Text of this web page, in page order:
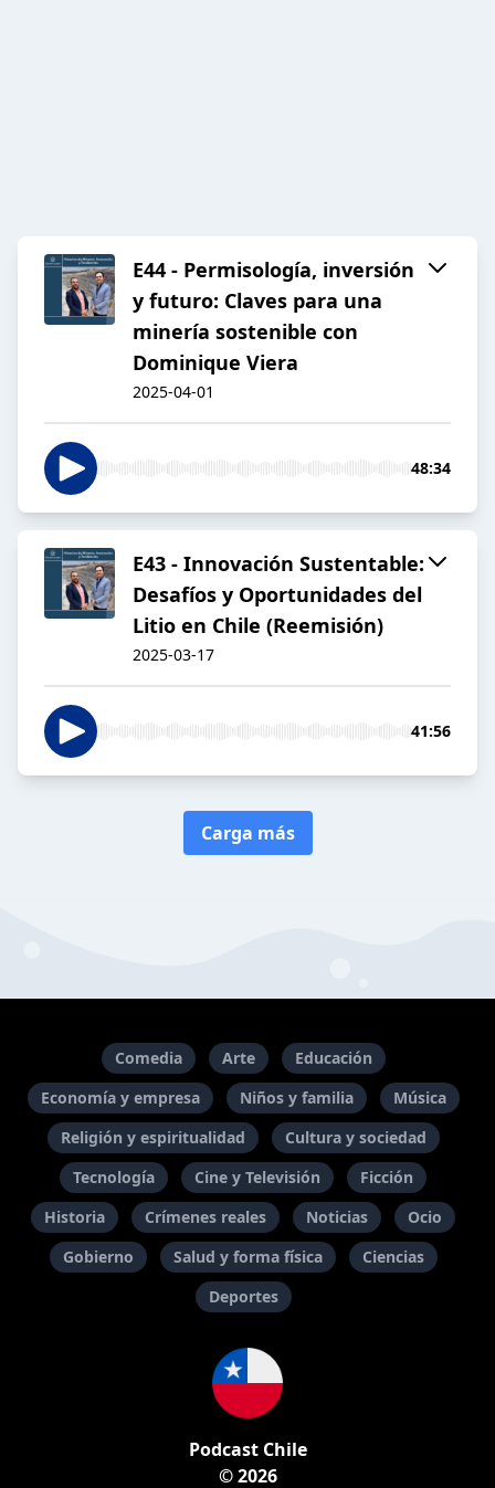
E44 - Permisología, inversión
y futuro: Claves para una
minería sostenible con
Dominique Viera
2025-04-01
48:34
E43 - Innovación Sustentable:
Desafíos y Oportunidades del
Litio en Chile (Reemisión)
2025-03-17
41:56
Carga más
Comedia Arte
Educación
Economía y empresa
Niños y familia
Música
Religión y espiritualidad
Cultura y sociedad
Tecnología
Cine y Televisión
Ficción
Historia
Crímenes reales Noticias
Ocio
Gobierno
Salud y forma física
Ciencias
Deportes
Podcast Chile
© 2026